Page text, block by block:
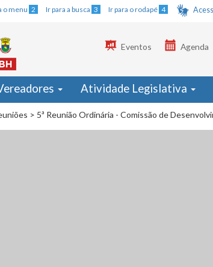
o menu 2 Ir para a busca 3 Ir para o rodapé 4
Eventos Agenda
Atividade Legislativa
> 5ª Reunião Ordinária - Comissão de